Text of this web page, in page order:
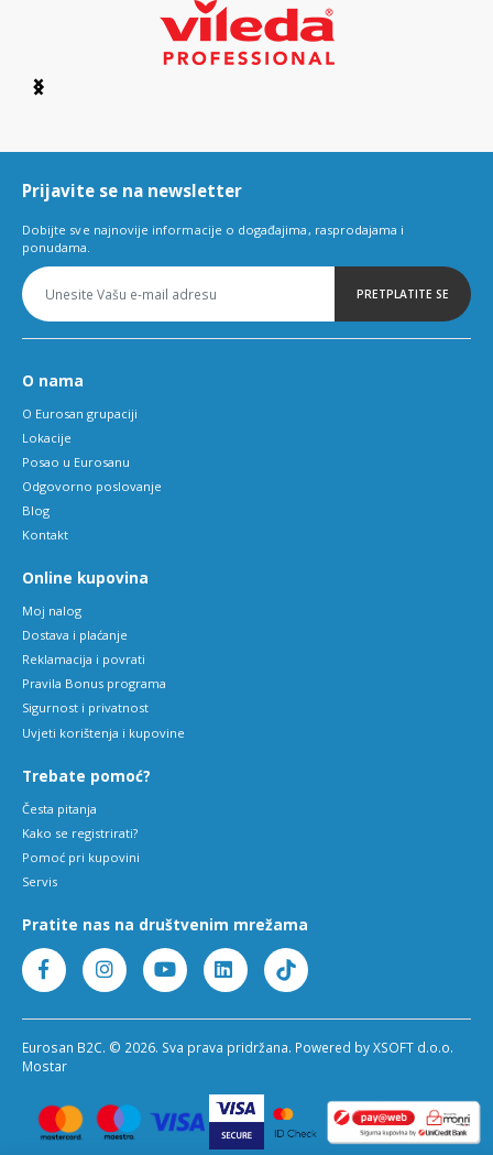
Item
6
Prijavite se na newsletter
Dobijte sve najnovije informacije o događajima, rasprodajama i
ponudama.
PRETPLATITE SE
O nama
O Eurosan grupaciji
Lokacije
Posao u Eurosanu
Odgovorno poslovanje
Blog
Kontakt
Online kupovina
Moj nalog
Dostava i plaćanje
Reklamacija i povrati
Pravila Bonus programa
Sigurnost i privatnost
Uvjeti korištenja i kupovine
Trebate pomoć?
Česta pitanja
Kako se registrirati?
Pomoć pri kupovini
Servis
Pratite nas na društvenim mrežama
Eurosan B2C. © 2026. Sva prava pridržana. Powered by XSOFT d.o.o.
Mostar